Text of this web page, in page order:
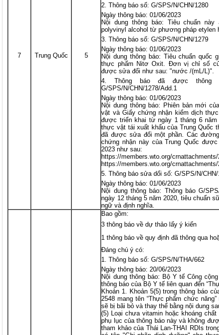
7 Trung Quốc 5
Thông báo số: G/SPS/N/CHN/1280
Ngày thông báo: 01/06/2023
Nội dung thông báo: Tiêu chuẩn
polyvinyl alcohol từ phương pháp etylen
Thông báo số: G/SPS/N/CHN/1279
Ngày thông báo: 01/06/2023
Nội dung thông báo: Tiêu chuẩn quốc
thực phẩm Nitơ Oxit. Đơn vị chỉ số
được sửa đổi như sau: "nước /(mL/L)".
Thông báo đã được
G/SPS/N/CHN/1278/Add.1
Ngày thông báo: 01/06/2023
Nội dung thông báo: Phiên bản mới
vật và Giấy chứng nhận kiểm dịch
được triển khai từ ngày 1 tháng 6
thực vật tái xuất khẩu của Trung Quốc
đã được sửa đổi một phần. Các
chứng nhận này của Trung Quốc
2023 như sau:
https://members.wto.org/
https://members.wto.org/
Thông báo sửa dổi số: G/SPS/N/
Ngày thông báo: 01/06/2023
Nội dung thông báo: Thông báo G/
ngày 12 tháng 5 năm 2020, tiêu chuẩn
ngữ và định nghĩa.
Bao gồm:
3 thông báo về dự thảo lấy ý kiến
1 thông báo về quy định đã thông qua
Đáng chú ý có:
Thông báo số: G/SPS/N/THA/662
Ngày thông báo: 20/06/2023
Nội dung thông báo: Bộ Y tế Công
thông báo của Bộ Y tế liên quan đến
Khoản 1. Khoản 5(5) trong thông báo
2548 mang tên “Thực phẩm chức
sẽ bị bãi bỏ và thay thế bằng nội dung
(5) Loại chưa vitamin hoặc khoáng
phụ lục của thông báo này và không
tham khảo của Thái Lan-THAI RDIs